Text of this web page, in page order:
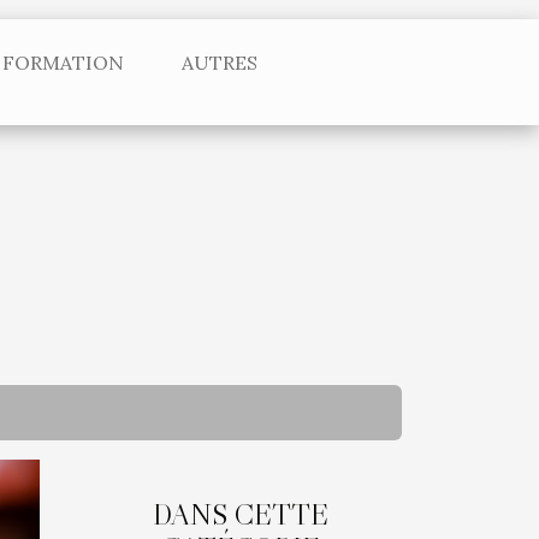
FORMATION AUTRES
DANS CETTE